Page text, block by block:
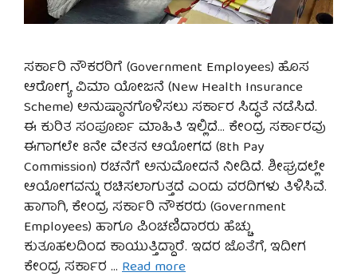
ಸರ್ಕಾರಿ ನೌಕರರಿಗೆ (Government Employees) ಹೊಸ
ಆರೋಗ್ಯ ವಿಮಾ ಯೋಜನೆ (New Health Insurance
Scheme) ಅನುಷ್ಠಾನಗೊಳಿಸಲು ಸರ್ಕಾರ ಸಿದ್ಧತೆ ನಡೆಸಿದೆ.
ಈ ಕುರಿತ ಸಂಪೂರ್ಣ ಮಾಹಿತಿ ಇಲ್ಲಿದೆ… ಕೇಂದ್ರ ಸರ್ಕಾರವು
ಈಗಾಗಲೇ 8ನೇ ವೇತನ ಆಯೋಗದ (8th Pay
Commission) ರಚನೆಗೆ ಅನುಮೋದನೆ ನೀಡಿದೆ. ಶೀಘ್ರದಲ್ಲೇ
ಆಯೋಗವನ್ನು ರಚಿಸಲಾಗುತ್ತದೆ ಎಂದು ವರದಿಗಳು ತಿಳಿಸಿವೆ.
ಹಾಗಾಗಿ, ಕೇಂದ್ರ ಸರ್ಕಾರಿ ನೌಕರರು (Government
Employees) ಹಾಗೂ ಪಿಂಚಣಿದಾರರು ಹೆಚ್ಚು
ಕುತೂಹಲದಿಂದ ಕಾಯುತ್ತಿದ್ದಾರೆ. ಇದರ ಜೊತೆಗೆ, ಇದೀಗ
ಕೇಂದ್ರ ಸರ್ಕಾರ … Read more